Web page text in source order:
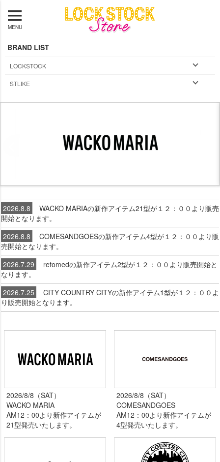
MENU
BRAND LIST
LOCKSTOCK
STLIKE
2026.8.8
WACKO MARIAの新作アイテム21型が１２：００より販売
開始となります。
2026.8.8
COMESANDGOESの新作アイテム4型が１２：００より販
売開始となります。
2026.7.29
refomedの新作アイテム2型が１２：００より販売開始と
なります。
2026.7.25
CITY COUNTRY CITYの新作アイテム1型が１２：００よ
り販売開始となります。
2026/8/8（SAT）
WACKO MARIA
AM12：00より新作アイテムが
21型発売いたします。
2026/8/8（SAT）
COMESANDGOES
AM12：00より新作アイテムが
4型発売いたします。